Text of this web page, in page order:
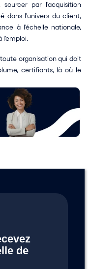
par l'acquisition
dans l'univers du client,
à l'échelle nationale,
l'emploi.
organisation qui doit
certifiants, là où le
de